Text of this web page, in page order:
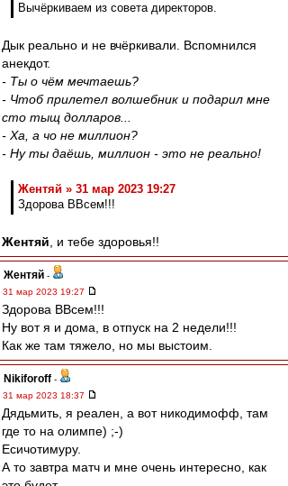
Вычёркиваем из совета директоров.
Дык реально и не вчёркивали. Вспомнился
анекдот.
- Ты о чём мечтаешь?
- Чтоб прилетел волшебник и подарил мне
сто тыщ долларов...
- Ха, а чо не миллион?
- Ну ты даёшь, миллион - это не реально!
Жентяй » 31 мар 2023 19:27
Здорова ВВсем!!!
Жентяй , и тебе здоровья!!
Жентяй -
31 мар 2023 19:27
Здорова ВВсем!!!
Ну вот я и дома, в отпуск на 2 недели!!!
Как же там тяжело, но мы выстоим.
Nikiforoff -
31 мар 2023 18:37
Дядьмить, я реален, а вот никодимофф, там
где то на олимпе) ;-)
Есичотимуру.
А то завтра матч и мне очень интересно, как